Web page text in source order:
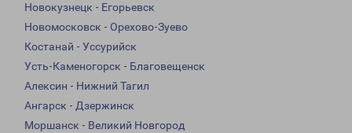
Новокузнецк - Егорьевск
Новомосковск - Орехово-Зуево
Костанай - Уссурийск
Усть-Каменогорск - Благовещенск
Алексин - Нижний Тагил
Ангарск - Дзержинск
Моршанск - Великий Новгород